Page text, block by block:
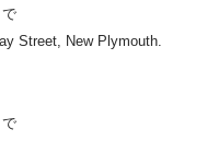
Street, New Plymouth.